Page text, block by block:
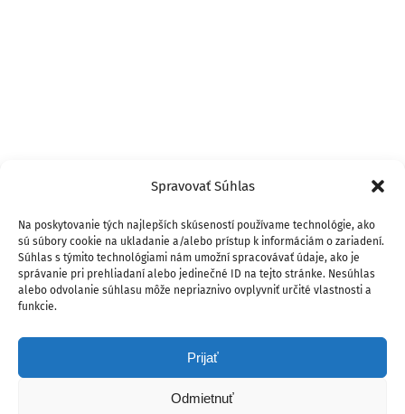
Spravovať Súhlas
Na poskytovanie tých najlepších skúseností používame technológie, ako
sú súbory cookie na ukladanie a/alebo prístup k informáciám o zariadení.
Súhlas s týmito technológiami nám umožní spracovávať údaje, ako je
správanie pri prehliadaní alebo jedinečné ID na tejto stránke. Nesúhlas
alebo odvolanie súhlasu môže nepriaznivo ovplyvniť určité vlastnosti a
funkcie.
Prijať
Odmietnuť